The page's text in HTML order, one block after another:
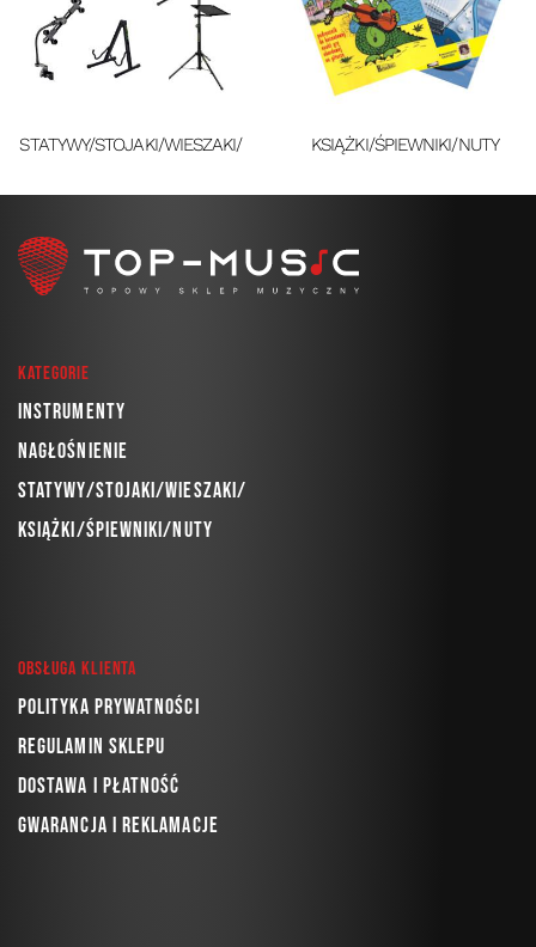
STATYWY/STOJAKI/WIESZAKI/ KSIĄŻKI/ŚPIEWNIKI/NUTY
Kategorie
Instrumenty
Nagłośnienie
Statywy/Stojaki/Wieszaki/
Książki/Śpiewniki/Nuty
Obsługa klienta
Polityka prywatności
Regulamin sklepu
Dostawa i płatność
Gwarancja i reklamacje